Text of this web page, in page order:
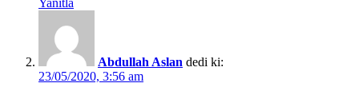
Yanıtla
Abdullah Aslan dedi ki:
23/05/2020, 3:56 am